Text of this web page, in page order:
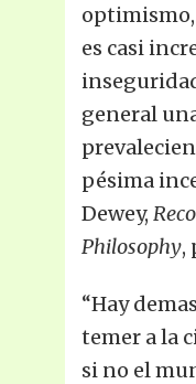
es casi
general
pésima
Dewey,
Philosophy,
“Hay
temer a la
si no el